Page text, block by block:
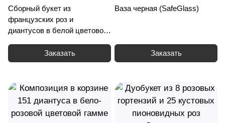
Сборный букет из
французских роз и
диантусов в белой цветовой
Заказать
Ваза черная (SafeGlass)
Заказать